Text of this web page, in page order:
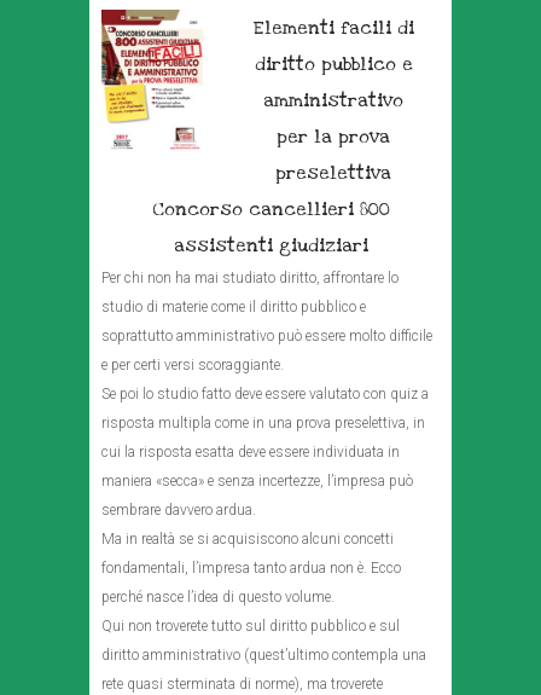
Elementi facili di
diritto pubblico e
amministrativo
per la prova
preselettiva
Concorso cancellieri 800
assistenti giudiziari
Per chi non ha mai studiato diritto, affrontare lo
studio di materie come il diritto pubblico e
soprattutto amministrativo può essere molto difficile
e per certi versi scoraggiante.
Se poi lo studio fatto deve essere valutato con quiz a
risposta multipla come in una prova preselettiva, in
cui la risposta esatta deve essere individuata in
maniera «secca» e senza incertezze, l’impresa può
sembrare davvero ardua.
Ma in realtà se si acquisiscono alcuni concetti
fondamentali, l’impresa tanto ardua non è. Ecco
perché nasce l’idea di questo volume.
Qui non troverete tutto sul diritto pubblico e sul
diritto amministrativo (quest’ultimo contempla una
rete quasi sterminata di norme), ma troverete